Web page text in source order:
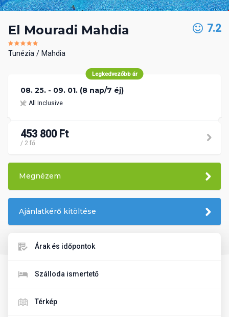
El Mouradi Mahdia
Tunézia Mahdia
7.2
Legkedvezőbb ár
08. 25. - 09. 01. (8 nap/7 éj)
All Inclusive
453 800 Ft
/ 2 fő
Megnézem
Ajánlatkérő kitöltése
Árak és időpontok
Szálloda ismertető
Térkép